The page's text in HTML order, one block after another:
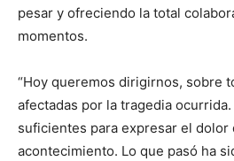
pesar y ofreciendo la total
momentos.
“Hoy queremos dirigirnos, sobre
afectadas por la tragedia
suficientes para expresar el dolor
acontecimiento. Lo que pasó ha